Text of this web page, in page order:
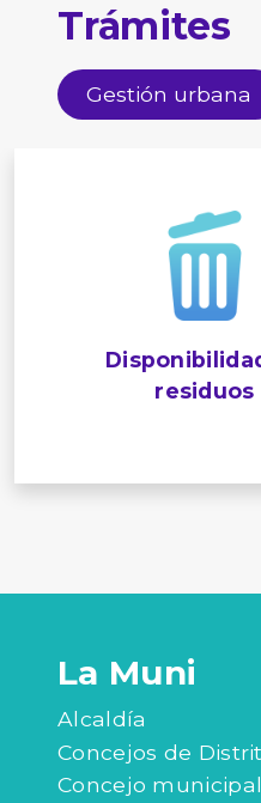
Trámites
Gestión urbana
residuos
La Muni
Alcaldía
Concejos de
Concejo municipal